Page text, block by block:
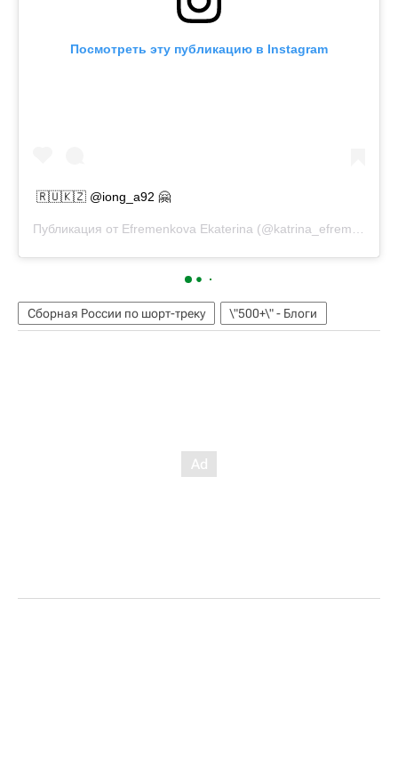
Посмотреть эту публикацию в Instagram
🇷🇺🇰🇿 @iong_a92 🤗
Публикация от Efremenkova Ekaterina (@katrina_efrem) 22
Сборная России по шорт-треку \"500+\" - Блоги